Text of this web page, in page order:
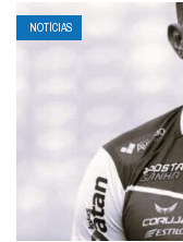
NOTÍCIAS